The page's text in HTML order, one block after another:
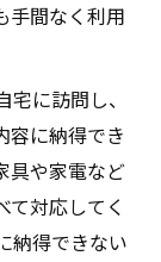
手間なく利用
に訪問し、
容に納得でき
具や家電など
て対応してく
納得できない